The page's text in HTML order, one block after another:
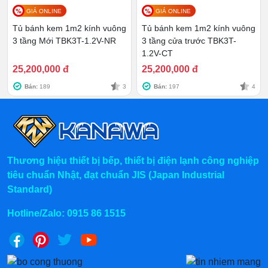
Chính sách vận chuyển:
Giao hàng hỏa tốc trong 2 giờ bán kính 20km
Hỗ trợ 50% phí giao hàng tỉnh lẻ.
Chính sách sau bàn giao tủ bánh kem
Kanawa
Bảo trì sản phẩm trọn đời
Hỗ trợ tư vấn 24/7
GIÁ ONLINE
Tủ bánh kem 1m2 kính vuông
3 tầng Mới TBK3T-1.2V-NR
25,200,000 đ
Bán: 189 3
GIÁ ONLINE
Tủ bánh kem 1m2 kính vuông
3 tầng cửa trước TBK3T-
1.2V-CT
25,200,000 đ
Bán: 197 4
Thương hiệu thiết bị bếp, thiết bị điện lạnh công nghiệp
tiêu chuẩn Nhật, đạt chuẩn JIS (Japan Industrial
Standard)
Hotline/Zalo: 0915 86 1515